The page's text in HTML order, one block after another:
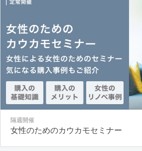
隔週開催
女性のためのカウカモセミナー